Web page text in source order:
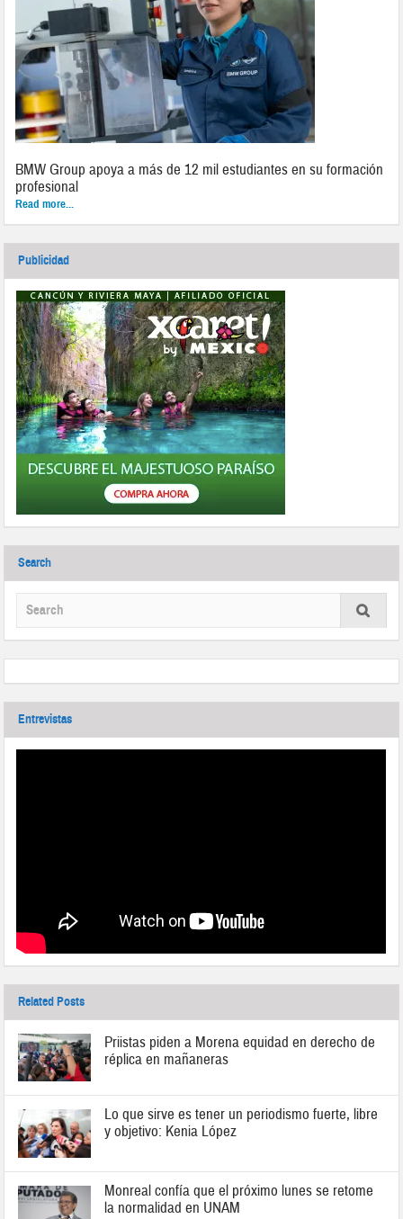
BMW Group apoya a más de 12 mil estudiantes en su formación
profesional
Read more...
Publicidad
Search
Entrevistas
Related Posts
Priistas piden a Morena equidad en derecho de
réplica en mañaneras
Lo que sirve es tener un periodismo fuerte, libre
y objetivo: Kenia López
Monreal confía que el próximo lunes se retome
la normalidad en UNAM